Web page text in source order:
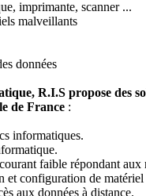
imprimante, scanner ...
malveillants
données
R.I.S propose des
de France :
informatiques.
faible répondant aux
et configuration de
aux données à distance.